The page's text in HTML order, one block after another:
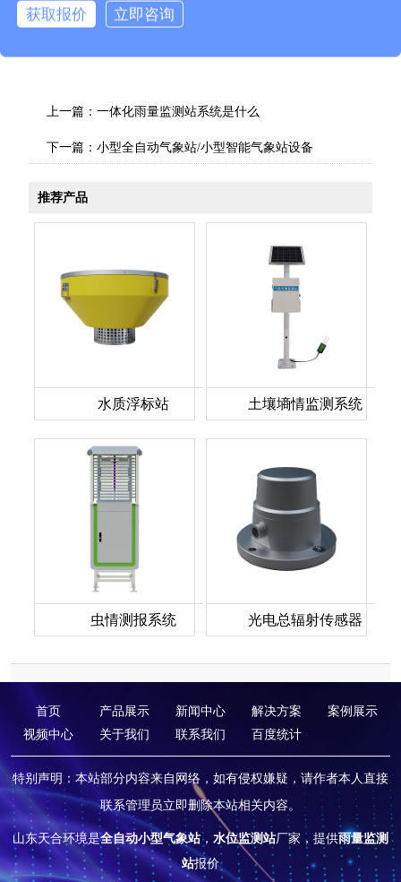
高、维护方便，适用于多个场景下。
上一篇： 一体化雨量监测站系统是什么
下一篇： 小型全自动气象站/小型智能气象站设备
推荐产品
水质浮标站 土壤墒情监测系统
虫情测报系统 光电总辐射传感器
首页 产品展示 新闻中心 解决方案
案例展示
视频中心
关于我们 联系我们 百度统计
特别声明：本站部分内容来自网络，如有侵权嫌疑，请作者本人直接
联系管理员立即删除本站相关内容。
山东天合环境是全自动小型气象站， 水位监测站厂家，提供雨量监测
站报价
获取报价 立即咨询